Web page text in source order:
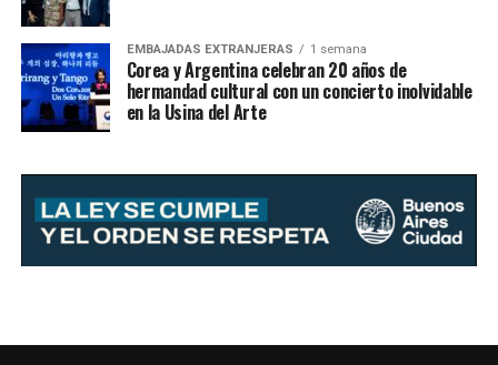
EMBAJADAS EXTRANJERAS 1 semana
Corea y Argentina celebran 20 años de
hermandad cultural con un concierto inolvidable
en la Usina del Arte